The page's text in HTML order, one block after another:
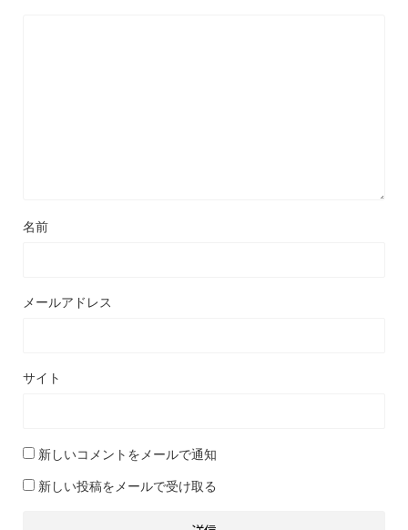
名前
メールアドレス
サイト
新しいコメントをメールで通知
新しい投稿をメールで受け取る